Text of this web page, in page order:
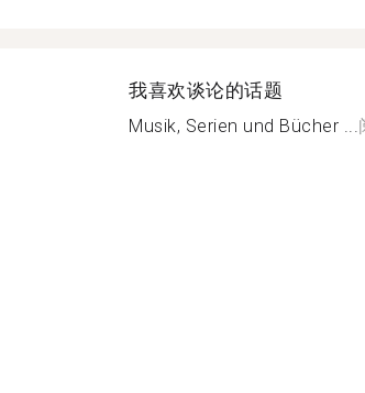
我喜欢谈论的话题
Musik, Serien und Bücher ...